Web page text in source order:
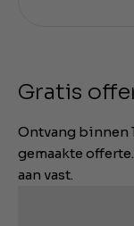
Gratis
Ontvang binnen
gemaakte
aan vast.